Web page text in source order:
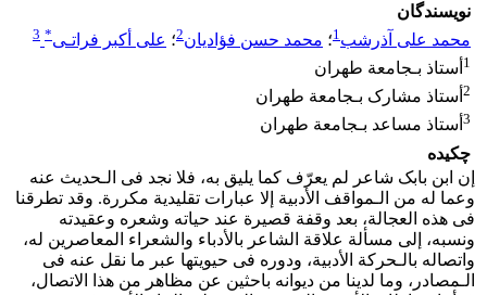
نویسندگان
محمد علی آذرشب1؛ محمد حسن فؤادیان2؛ علی أکبر فراتـی*
3
1 أستاذ بـجامعة طهران
2 أستاذ مشارک بـجامعة طهران
3 أستاذ مساعد بـجامعة طهران
چکیده
إن ابن بابک شاعر لم یعرّف کما یلیق به، فلا نجد فی الـحدیث عنه
وعما له من الـمواقف الأدبیة إلا عبارات تقلیدیة مکررة. وقد تطرقنا
فی هذه العجالة، بعد وقفة قصیرة عند حیاته وشعره وعقیدته
ونسبه، إلى مسألة علاقة الشاعر بالأدباء والشعراء المعاصرین له،
واتصاله بالـحرکة الأدبیة، ودوره فی حیویتها عبر ما نقل عنه فی
الـمصادر، وما لدینا من دیوانه باحثین عن مظاهر من هذا الاتصال،